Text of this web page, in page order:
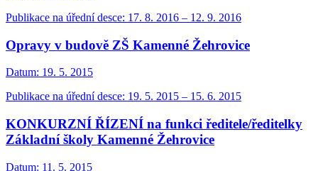
Publikace na úřední desce: 17. 8. 2016 – 12. 9. 2016
Opravy v budově ZŠ Kamenné Žehrovice
Datum: 19. 5. 2015
Publikace na úřední desce: 19. 5. 2015 – 15. 6. 2015
KONKURZNÍ ŘÍZENÍ na funkci ředitele/ředitelky
Základní školy Kamenné Žehrovice
Datum: 11. 5. 2015